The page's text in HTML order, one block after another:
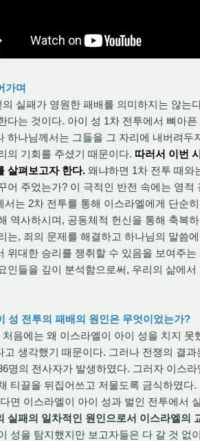
가며
의 실패가 영원한 패배를 의미하지는 않는
다는 것이다. 아이 성 1차 전투에서 뼈아
하나님께서는 그들을 그 자리에 내버려
의 기회를 주셨기 때문이다. 따러서 이번
살펴보고자 한다. 왜냐하면 1차 전투 때와
어 주었는가? 이 극적인 반전 속에는 영
서는 2차 전투를 통해 이스라엘에게 단순
역사하시며, 공동체적 헌신을 통해 축복
는, 죄의 문제를 해결하고 하나님의 말씀
위대한 승리를 쟁취할 수 있음을 보여주
인들을 깊이 분석함으로써, 우리의 삶에
성 전투의 패배의 원인은 무엇이었는가?
처음에는 왜 이스라엘이 아이 성을 치지
고 생각했기 때문이다. 그러나 전쟁의 결
명의 전사자가 발생하였다. 그러자 이스
티끌을 뒤집어쓰고 저물도록 금식하였다
면 이스라엘이 아이 성과 벌인 전투에서
실패의 일차적인 원인으로서 이스라엘의
성을 탐지했지만 보고자들은 다 갈 것 없